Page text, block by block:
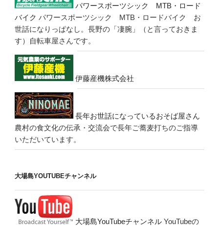
パワースポーツシック MTB・ロード
バイク パワースポーツシック MTB・ロードバイク お
世話になりっぱなし。長野の「凄腕」（と言っておきま
す）自転車屋さんです。
伊藤産機株式会社
長年お世話になっているおそば屋さん
農村の食文化の伝承・交流会で長年ご蕎麦打ちのご指導
いただいています。
大場島YOUTUBEチャンネル
大場島YouTubeチャンネル YouTubeの